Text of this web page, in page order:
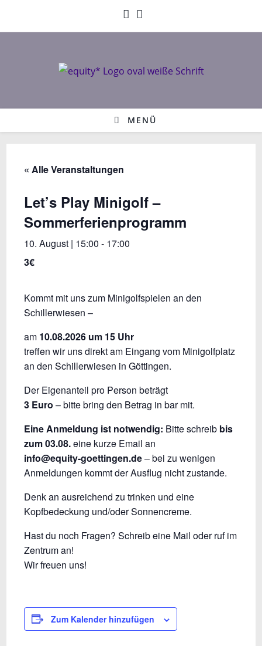
springen
MENÜ
« Alle Veranstaltungen
Let’s Play Minigolf –
Sommerferienprogramm
10. August | 15:00 - 17:00
3€
Kommt mit uns zum Minigolfspielen an den
Schillerwiesen –
am 10.08.2026 um 15 Uhr
treffen wir uns direkt am Eingang vom Minigolfplatz
an den Schillerwiesen in Göttingen.
Der Eigenanteil pro Person beträgt
3 Euro– bitte bring den Betrag in bar mit.
Eine Anmeldung ist notwendig: Bitte schreib bis
zum 03.08.eine kurze Email an
info@equity-goettingen.de– bei zu wenigen
Anmeldungen kommt der Ausflug nicht zustande.
Denk an ausreichend zu trinken und eine
Kopfbedeckung und/oder Sonnencreme.
Hast du noch Fragen? Schreib eine Mail oder ruf im
Zentrum an!
Wir freuen uns!
Zum Kalender hinzufügen